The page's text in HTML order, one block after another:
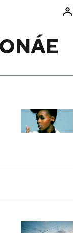
Idee
calcio 2026